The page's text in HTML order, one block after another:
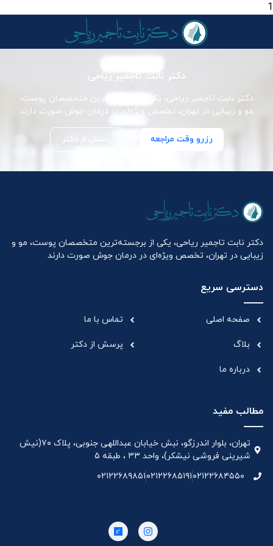
1
دکتر نابت تاجمیر ریاحی
دکتر نابت تاجمیر ریاحی، یکی از برجسته‌ترین متخصصان پوست،
مو و زیبایی در تهران، تخصص ویژه‌ای در درمان جوش صورت دارند
رزرو وقت مراجعه پرسش از دکتر
دکتر نابت تاجمیر ریاحی، یکی از برجسته‌ترین متخصصان پوست، مو و
زیبایی در تهران، تخصص ویژه‌ای در درمان جوش صورت دارند
دسترسی سریع
صفحه اصلی
بلاگ
درباره ما
تماس با ما
پرسش از دکتر
مطالب مفید
تهران، بلوار اندرزگو، نبش خیابان عبداللهی جنوبی، پلاک ۷۰(نیش
شیرینی فروشی نیشکر)، واحد ۳۳ ، طبقه ۵
۰۲۱۲۲۶۸۴۵۵۰۰۲۱۲۲۶۸۵۱۹۱۰۲۱۲۲۶۸۹۸۵۱